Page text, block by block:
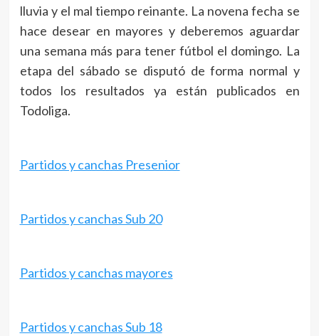
lluvia y el mal tiempo reinante. La novena fecha se
hace desear en mayores y deberemos aguardar
una semana más para tener fútbol el domingo. La
etapa del sábado se disputó de forma normal y
todos los resultados ya están publicados en
Todoliga.
Partidos y canchas Presenior
Partidos y canchas Sub 20
Partidos y canchas mayores
Partidos y canchas Sub 18